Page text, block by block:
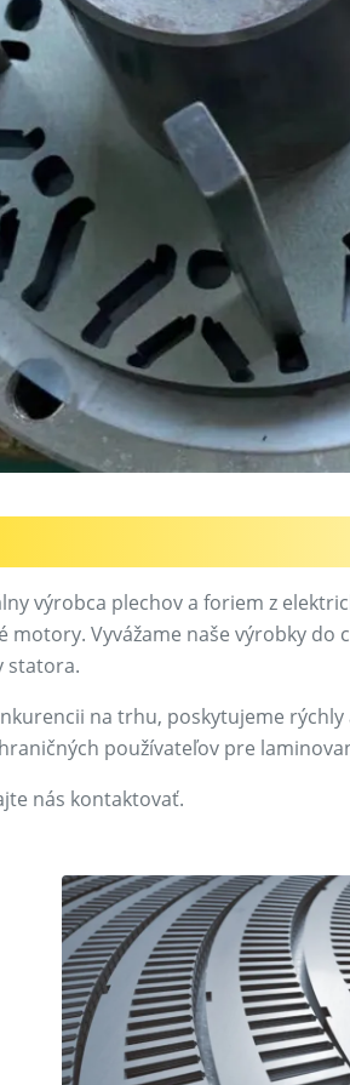
výrobca plechov a foriem z
motory. Vyvážame naše výrobky
statora.
na trhu, poskytujeme
používateľov pre
nás kontaktovať.